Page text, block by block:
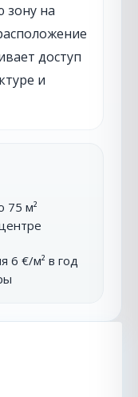
зону на
доступ
и
75 м²
6 €/м² в год